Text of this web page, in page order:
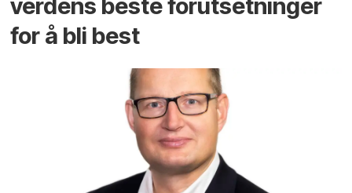
verdens beste forutsetninger
for å bli best